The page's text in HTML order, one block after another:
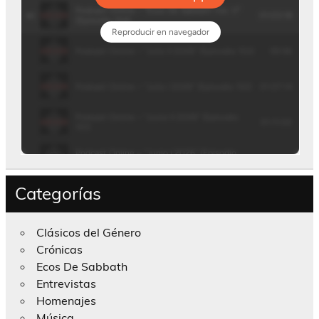
Categorías
Clásicos del Género
Crónicas
Ecos De Sabbath
Entrevistas
Homenajes